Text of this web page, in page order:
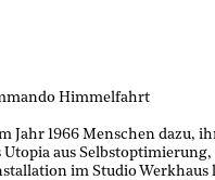
Himmelfahrt
Jahr 1966 Menschen dazu,
aus
im Studio Werkhaus